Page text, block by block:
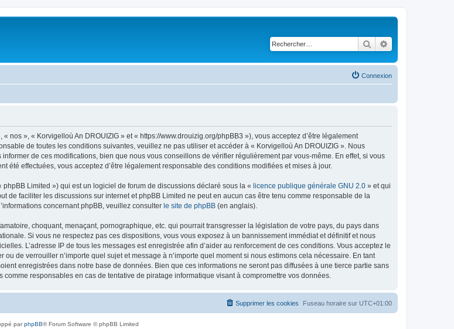
Rechercher
Connexion
nos », « Korvigelloù An DROUIZIG » et « https://www.drouizig.org/phpBB3 »), vous acceptez d’être légalement
de toutes les conditions suivantes, veuillez ne pas utiliser et accéder à « Korvigelloù An DROUIZIG ». Nous
de ces modifications, bien que nous vous conseillons de vérifier régulièrement par vous-même. En effet, si vous
effectuées, vous acceptez d’être légalement responsable des conditions modifiées et mises à jour.
Limited ») qui est un logiciel de forum de discussions déclaré sous la « licence publique générale GNU 2.0 » et qui
de faciliter les discussions sur internet et phpBB Limited ne peut en aucun cas être tenu comme responsable de la
concernant phpBB, veuillez consulter le site de phpBB (en anglais).
choquant, menaçant, pornographique, etc. qui pourrait transgresser la législation de votre pays, du pays dans
Si vous ne respectez pas ces dispositions, vous vous exposez à un bannissement immédiat et définitif et nous
L’adresse IP de tous les messages est enregistrée afin d’aider au renforcement de ces conditions. Vous acceptez le
de verrouiller n’importe quel sujet et message à n’importe quel moment si nous estimons cela nécessaire. En tant
enregistrées dans notre base de données. Bien que ces informations ne seront pas diffusées à une tierce partie sans
responsables en cas de tentative de piratage informatique visant à compromettre vos données.
Fuseau horaire sur UTC+01:00
Supprimer les cookies
parphpBB® Forum Software © phpBB Limited